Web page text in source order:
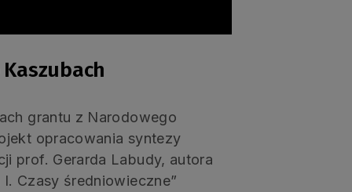
grantu z Narodowego
opracowania syntezy
prof. Gerarda Labudy, autora
Czasy średniowieczne”